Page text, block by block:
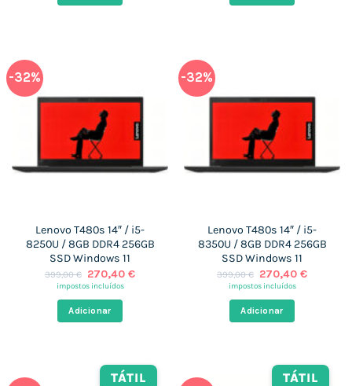
-32%
Lenovo T480s 14″ / i5-
8250U / 8GB DDR4 256GB
SSD Windows 11
399,00€ O
preço
era:
399,00 €.
270,40€O
impostos incluídos
Adicionar
-32%
Lenovo T480s 14″ / i5-
8350U / 8GB DDR4 256GB
SSD Windows 11
399,00€ O
preço
era:
399,00 €.
270,40€O
impostos incluídos
Adicionar
TÁTIL TÁTIL